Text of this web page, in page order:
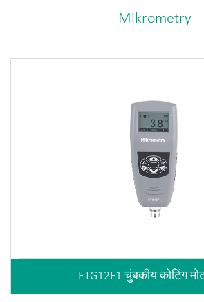
Mikrometry
ETG12F1 चुंबकीय कोटिंग